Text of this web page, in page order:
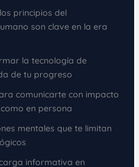
principios del
son clave en la era
la tecnología de
de tu progreso
comunicarte con impacto
en persona
mentales que te limitan
informativa en